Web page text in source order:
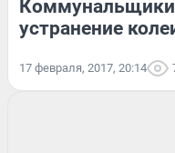
устранение
17 февраля, 2017, 20:14